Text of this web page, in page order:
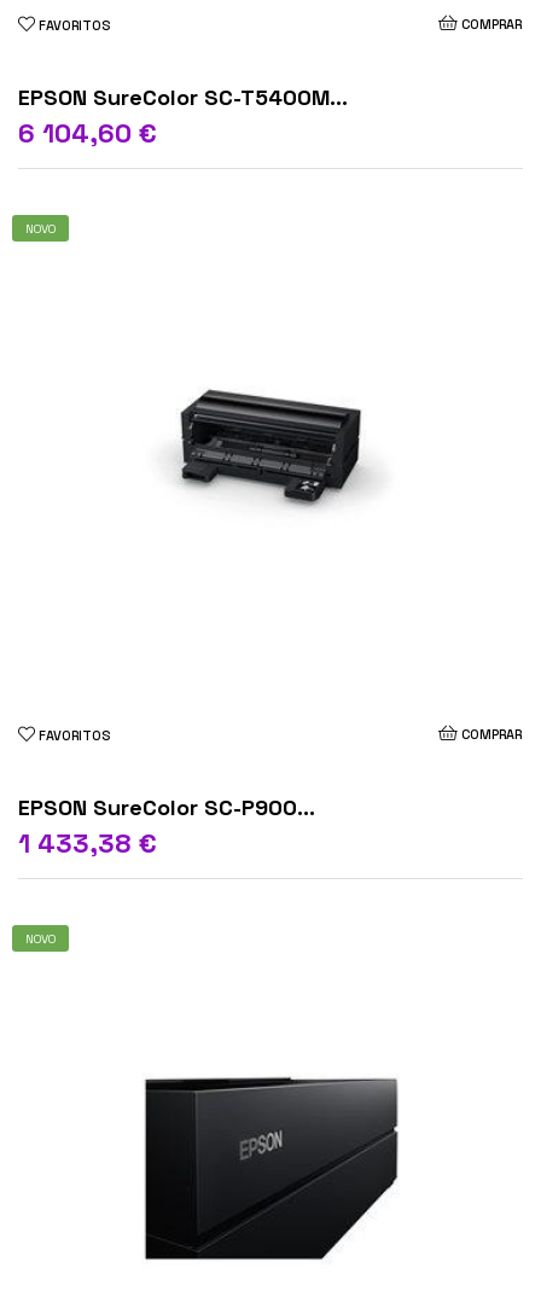
FAVORITOS COMPRAR
EPSON SureColor SC-T5400M...
6 104,60 €
NOVO
FAVORITOS COMPRAR
EPSON SureColor SC-P900...
1 433,38 €
NOVO